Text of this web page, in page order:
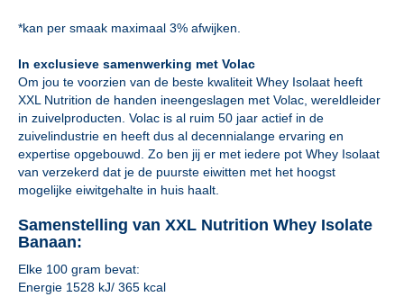
*kan per smaak maximaal 3% afwijken.
In exclusieve samenwerking met Volac
Om jou te voorzien van de beste kwaliteit Whey Isolaat heeft
XXL Nutrition de handen ineengeslagen met Volac, wereldleider
in zuivelproducten. Volac is al ruim 50 jaar actief in de
zuivelindustrie en heeft dus al decennialange ervaring en
expertise opgebouwd. Zo ben jij er met iedere pot Whey Isolaat
van verzekerd dat je de puurste eiwitten met het hoogst
mogelijke eiwitgehalte in huis haalt.
Samenstelling van XXL Nutrition Whey Isolate
Banaan:
Elke 100 gram bevat:
Energie 1528 kJ/ 365 kcal